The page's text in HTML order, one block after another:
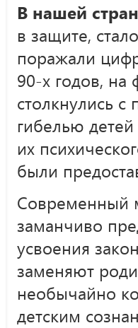
В нашей
в защите,
поражали
90-х годов,
столкнулись
гибелью
их
были
Современный
заманчиво
усвоения
заменяют
необычайно
детским